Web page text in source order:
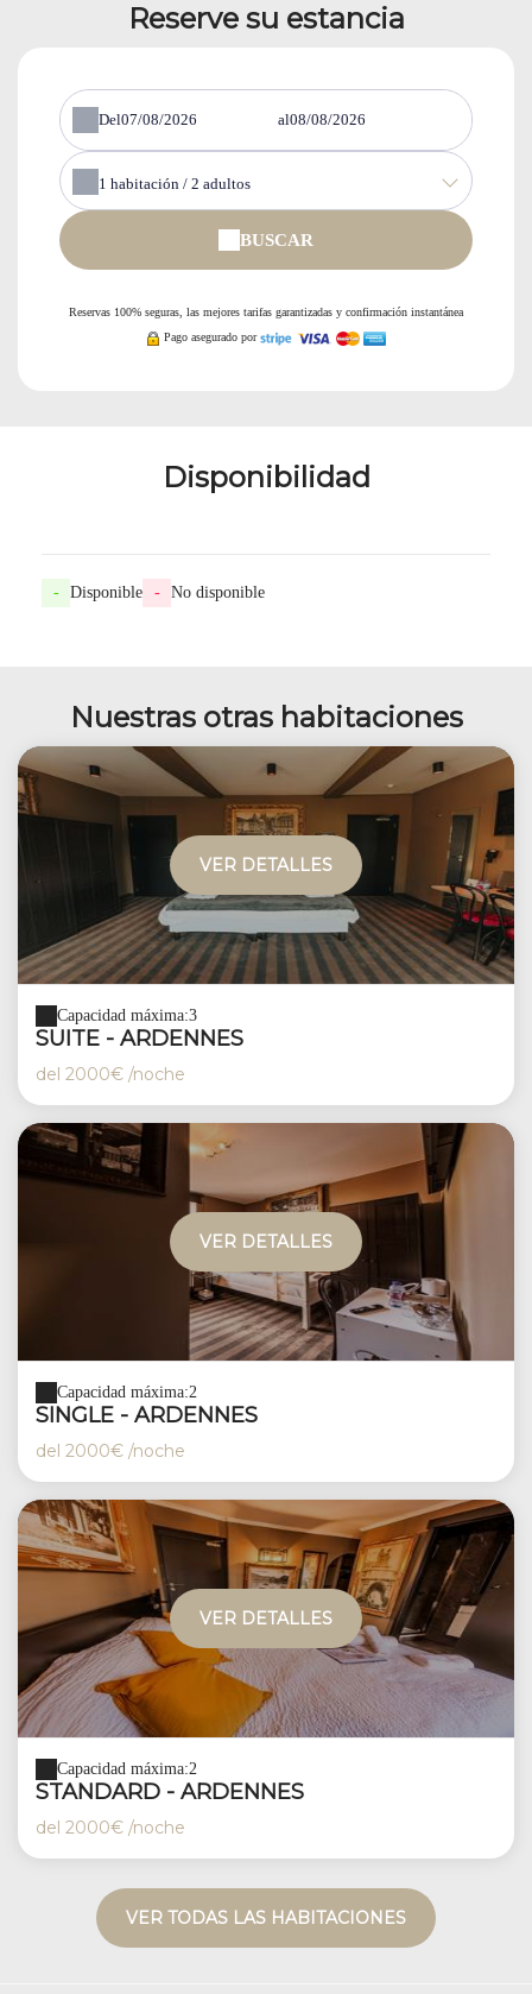
Reserve su estancia
Del al
1 habitación / 2 adultos
BUSCAR
Reservas 100% seguras, las mejores tarifas garantizadas y confirmación instantánea
Pago asegurado por
Disponibilidad
- Disponible - No disponible
Nuestras otras habitaciones
VER DETALLES
Capacidad máxima:3
SUITE - ARDENNES
del 2000€ /noche
VER DETALLES
Capacidad máxima:2
SINGLE - ARDENNES
del 2000€ /noche
VER DETALLES
Capacidad máxima:2
STANDARD - ARDENNES
del 2000€ /noche
VER TODAS LAS HABITACIONES